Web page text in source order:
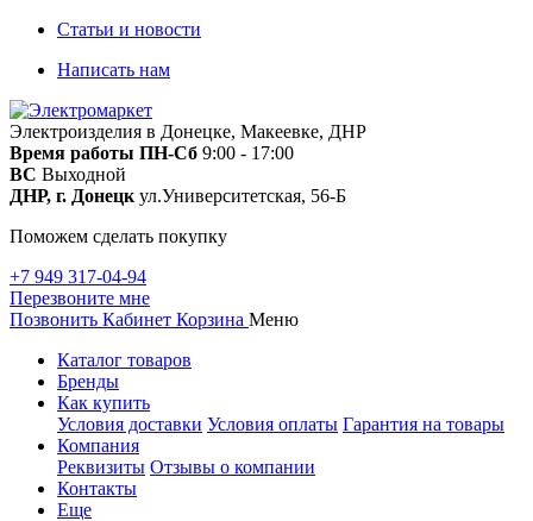
Статьи и новости
Написать нам
Электроизделия в Донецке, Макеевке, ДНР
Время работы ПН-Сб 9:00 - 17:00
ВС Выходной
ДНР, г. Донецк ул.Университетская, 56-Б
Поможем сделать покупку
+7 949 317-04-94
Перезвоните мне
Позвонить Кабинет Корзина Меню
Каталог товаров
Бренды
Как купить
Условия доставки Условия оплаты Гарантия на товары
Компания
Реквизиты Отзывы о компании
Контакты
Еще